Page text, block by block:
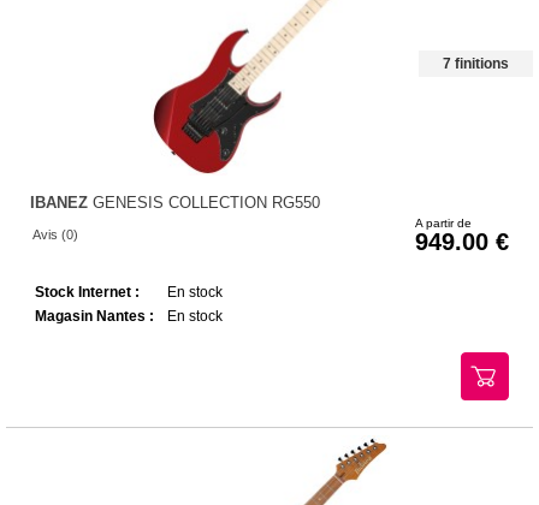
7 finitions
IBANEZ GENESIS COLLECTION RG550
Avis (0)
A partir de
949.00
Stock Internet :
En stock
Magasin Nantes :
En stock